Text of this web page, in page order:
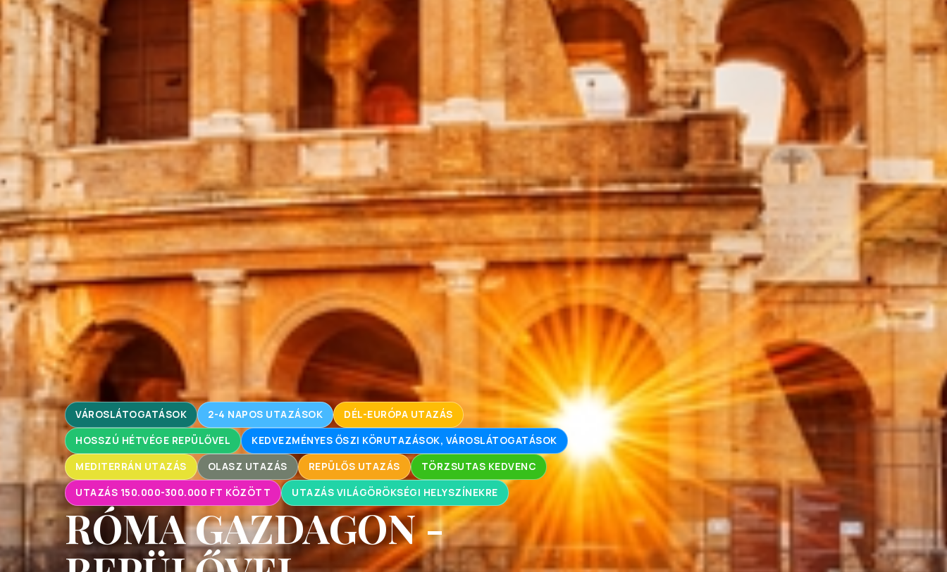
VÁROSLÁTOGATÁSOK 2-4 NAPOS UTAZÁSOK DÉL-EURÓPA UTAZÁS
HOSSZÚ HÉTVÉGE REPÜLŐVEL KEDVEZMÉNYES ŐSZI KÖRUTAZÁSOK, VÁROSLÁTOGATÁSOK
MEDITERRÁN UTAZÁS OLASZ UTAZÁS REPÜLŐS UTAZÁS TÖRZSUTAS KEDVENC
UTAZÁS 150.000-300.000 FT KÖZÖTT UTAZÁS VILÁGÖRÖKSÉGI HELYSZÍNEKRE
RÓMA GAZDAGON -